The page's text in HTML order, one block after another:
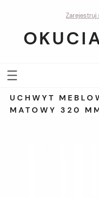
Zarejestruj
UCHWYT
MATOWY 320